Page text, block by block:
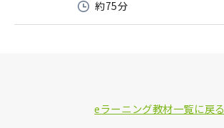
約75分
eラーニング教材一覧に戻る